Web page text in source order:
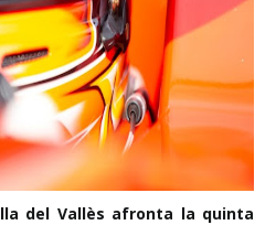
del Vallès afronta la quinta